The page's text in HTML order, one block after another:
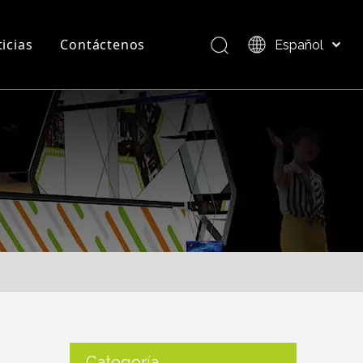
Preguntas más frecuentes
Descripción del producto
Contáctenos
Español
العربية
日本語
Pусский
Nederlands
Português
Deutsch
Français
English